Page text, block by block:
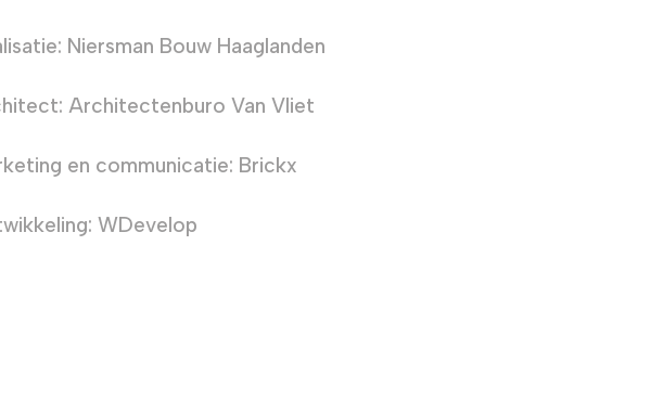
Niersman Bouw Haaglanden
Architectenburo Van Vliet
en communicatie: Brickx
WDevelop